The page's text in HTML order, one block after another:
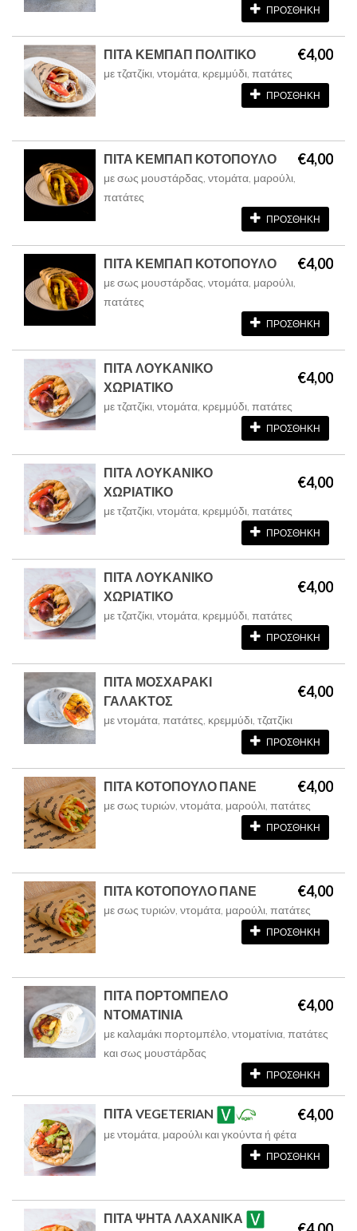
ΠΡΟΣΘΗΚΗ
ΠΙΤΑ ΚΕΜΠΑΠ ΠΟΛΙΤΙΚΟ €4,00
με τζατζίκι, ντομάτα, κρεμμύδι, πατάτες
ΠΡΟΣΘΗΚΗ
ΠΙΤΑ ΚΕΜΠΑΠ ΚΟΤΟΠΟΥΛΟ €4,00
με σως μουστάρδας, ντομάτα, μαρούλι,
πατάτες
ΠΡΟΣΘΗΚΗ
ΠΙΤΑ ΚΕΜΠΑΠ ΚΟΤΟΠΟΥΛΟ €4,00
με σως μουστάρδας, ντομάτα, μαρούλι,
πατάτες
ΠΡΟΣΘΗΚΗ
ΠΙΤΑ ΛΟΥΚΑΝΙΚΟ
ΧΩΡΙΑΤΙΚΟ
€4,00
με τζατζίκι, ντομάτα, κρεμμύδι, πατάτες
ΠΡΟΣΘΗΚΗ
ΠΙΤΑ ΛΟΥΚΑΝΙΚΟ
ΧΩΡΙΑΤΙΚΟ
€4,00
με τζατζίκι, ντομάτα, κρεμμύδι, πατάτες
ΠΡΟΣΘΗΚΗ
ΠΙΤΑ ΛΟΥΚΑΝΙΚΟ
ΧΩΡΙΑΤΙΚΟ
€4,00
με τζατζίκι, ντομάτα, κρεμμύδι, πατάτες
ΠΡΟΣΘΗΚΗ
ΠΙΤΑ ΜΟΣΧΑΡΑΚΙ
ΓΑΛΑΚΤΟΣ
€4,00
με ντομάτα, πατάτες, κρεμμύδι, τζατζίκι
ΠΡΟΣΘΗΚΗ
ΠΙΤΑ ΚΟΤΟΠΟΥΛΟ ΠΑΝΕ €4,00
με σως τυριών, ντομάτα, μαρούλι, πατάτες
ΠΡΟΣΘΗΚΗ
ΠΙΤΑ ΚΟΤΟΠΟΥΛΟ ΠΑΝΕ €4,00
με σως τυριών, ντομάτα, μαρούλι, πατάτες
ΠΡΟΣΘΗΚΗ
ΠΙΤΑ ΠΟΡΤΟΜΠΕΛΟ
ΝΤΟΜΑΤΙΝΙΑ
€4,00
με καλαμάκι πορτομπέλο, ντοματίνια, πατάτες
και σως μουστάρδας
ΠΡΟΣΘΗΚΗ
ΠΙΤΑ VEGETERIAN €4,00
με ντομάτα, μαρούλι και γκούντα ή φέτα
ΠΡΟΣΘΗΚΗ
ΠΙΤΑ ΨΗΤΑ ΛΑΧΑΝΙΚΑ